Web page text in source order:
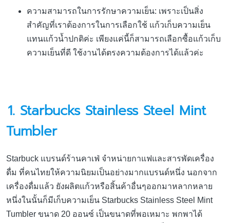
ความสามารถในการรักษาความเย็น: เพราะเป็นสิ่ง
สำคัญที่เราต้องการในการเลือกใช้ แก้วเก็บความเย็น
แทนแก้วน้ำปกติค่ะ เพียงแค่นี้ก็สามารถเลือกซื้อแก้วเก็บ
ความเย็นที่ดี ใช้งานได้ตรงความต้องการได้แล้วค่ะ
1. Starbucks Stainless Steel Mint
Tumbler
Starbuck แบรนด์ร้านคาเฟ่ จำหน่ายกาแฟและสารพัดเครื่อง
ดื่ม ที่คนไทยให้ความนิยมเป็นอย่างมากแบรนด์หนึ่ง นอกจาก
เครื่องดื่มแล้ว ยังผลิตแก้วหรือสิ้นค้าอื่นๆออกมาหลากหลาย
หนึ่งในนั้นก็มีเก็บความเย็น Starbucks Stainless Steel Mint
Tumbler ขนาด 20 ออนซ์ เป็นขนาดที่พอเหมาะ พกพาได้